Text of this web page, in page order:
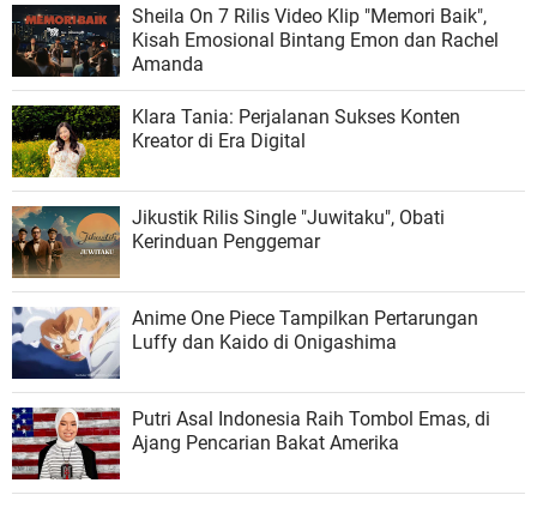
Sheila On 7 Rilis Video Klip "Memori Baik",
Kisah Emosional Bintang Emon dan Rachel
Amanda
Klara Tania: Perjalanan Sukses Konten
Kreator di Era Digital
Jikustik Rilis Single "Juwitaku", Obati
Kerinduan Penggemar
Anime One Piece Tampilkan Pertarungan
Luffy dan Kaido di Onigashima
Putri Asal Indonesia Raih Tombol Emas, di
Ajang Pencarian Bakat Amerika